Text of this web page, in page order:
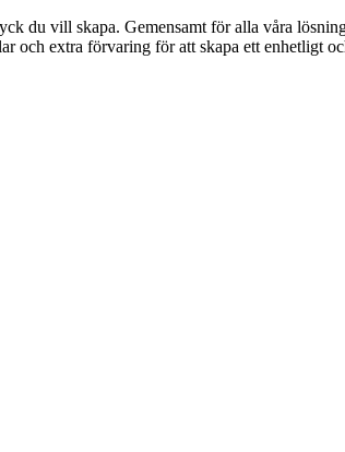
du vill skapa. Gemensamt för alla våra
och extra förvaring för att skapa ett enhetligt